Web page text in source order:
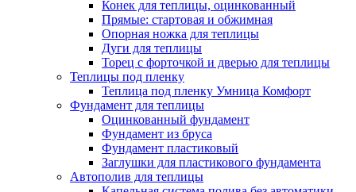
Конек для теплицы, оцинкованный
Прямые: стартовая и обжимная
Опорная ножка для теплицы
Дуги для теплицы
Торец с форточкой и дверью для теплицы
Теплицы под пленку
Теплица под пленку Умница Комфорт
Фундамент для теплицы
Оцинкованный фундамент
Фундамент из бруса
Фундамент пластиковый
Заглушки для пластикового фундамента
Автополив для теплицы